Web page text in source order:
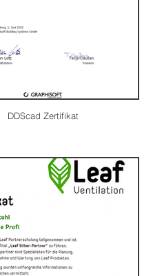
DDScad Zertifikat